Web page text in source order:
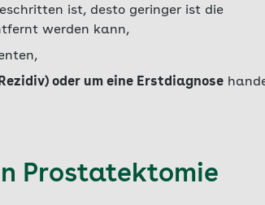
ist, desto geringer ist die
werden kann,
oder um eine Erstdiagnose
Prostatektomie